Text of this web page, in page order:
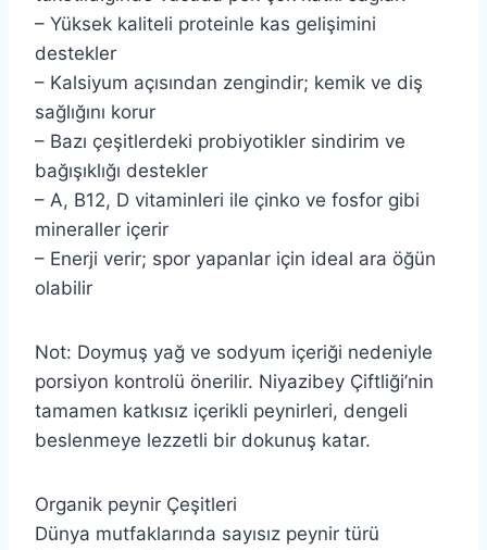
– Yüksek kaliteli proteinle kas gelişimini
destekler
– Kalsiyum açısından zengindir; kemik ve diş
sağlığını korur
– Bazı çeşitlerdeki probiyotikler sindirim ve
bağışıklığı destekler
– A, B12, D vitaminleri ile çinko ve fosfor gibi
mineraller içerir
– Enerji verir; spor yapanlar için ideal ara öğün
olabilir
Not: Doymuş yağ ve sodyum içeriği nedeniyle
porsiyon kontrolü önerilir. Niyazibey Çiftliği’nin
tamamen katkısız içerikli peynirleri, dengeli
beslenmeye lezzetli bir dokunuş katar.
Organik peynir Çeşitleri
Dünya mutfaklarında sayısız peynir türü